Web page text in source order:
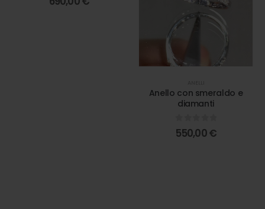
Anello con smeraldo e
diamanti
0 out of 5
550,00€